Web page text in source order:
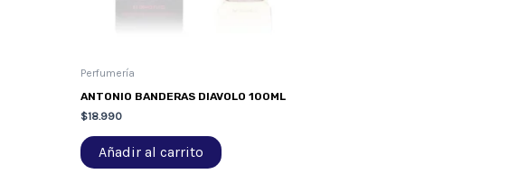
Perfumería
ANTONIO BANDERAS DIAVOLO 100ML
$18.990
Añadir al carrito